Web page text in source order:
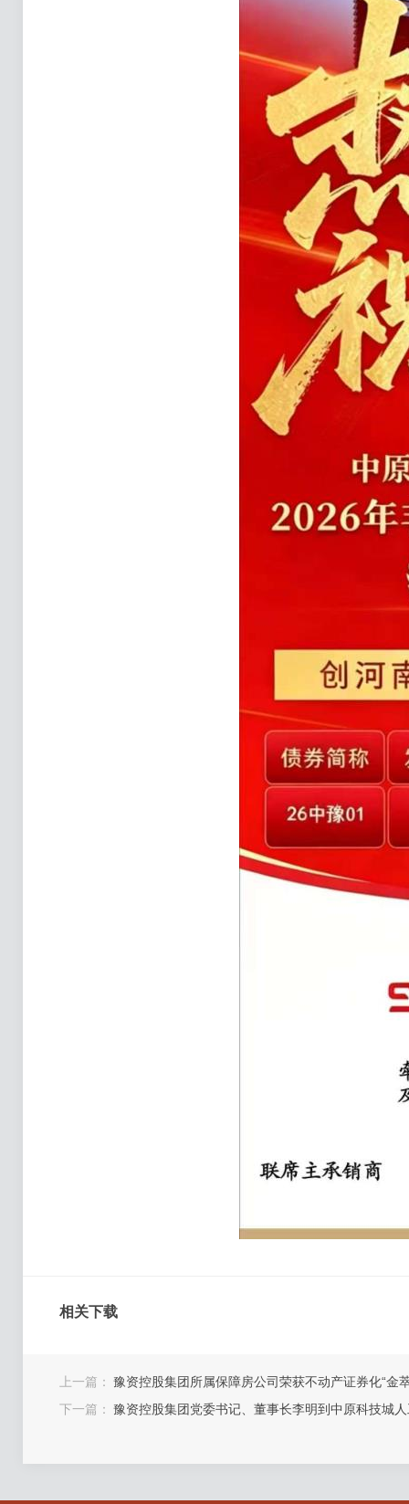
相关下载
上一篇： 豫资控股集团所属保障房公司荣获不动产证券化“
下一篇： 豫资控股集团党委书记、董事长李明到中原科技城